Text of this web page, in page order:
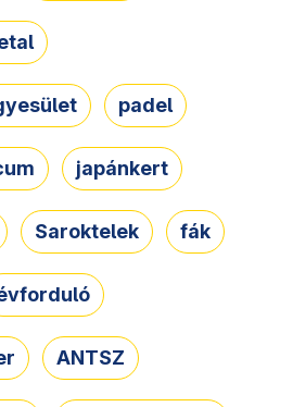
padel
japánkert
Saroktelek fák
ANTSZ